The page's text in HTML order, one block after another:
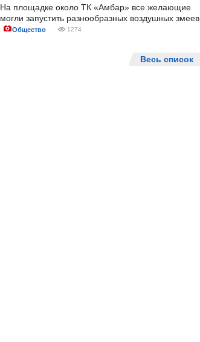
На площадке около ТК «Амбар» все желающие
могли запустить разнообразных воздушных змеев.
Общество 1274
Весь список